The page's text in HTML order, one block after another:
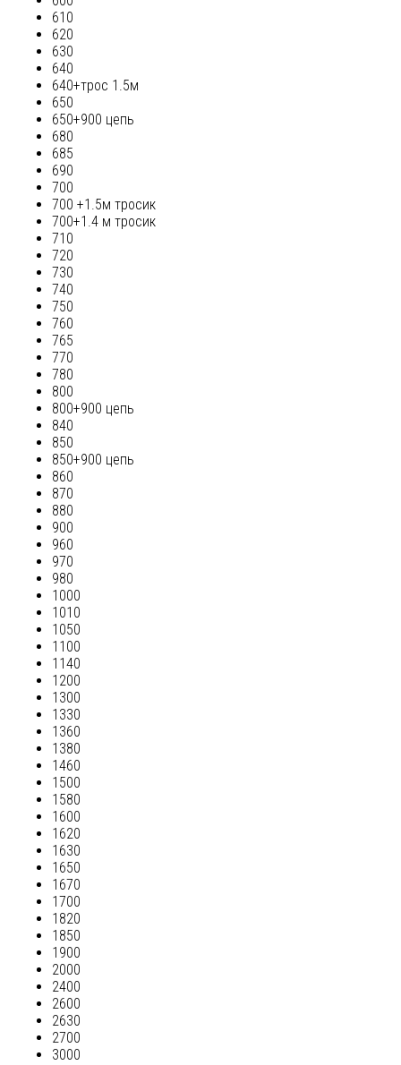
610
620
630
640
640+трос 1.5м
650
650+900 цепь
680
685
690
700
700 +1.5м тросик
700+1.4 м тросик
710
720
730
740
750
760
765
770
780
800
800+900 цепь
840
850
850+900 цепь
860
870
880
900
960
970
980
1000
1010
1050
1100
1140
1200
1300
1330
1360
1380
1460
1500
1580
1600
1620
1630
1650
1670
1700
1820
1850
1900
2000
2400
2600
2630
2700
3000